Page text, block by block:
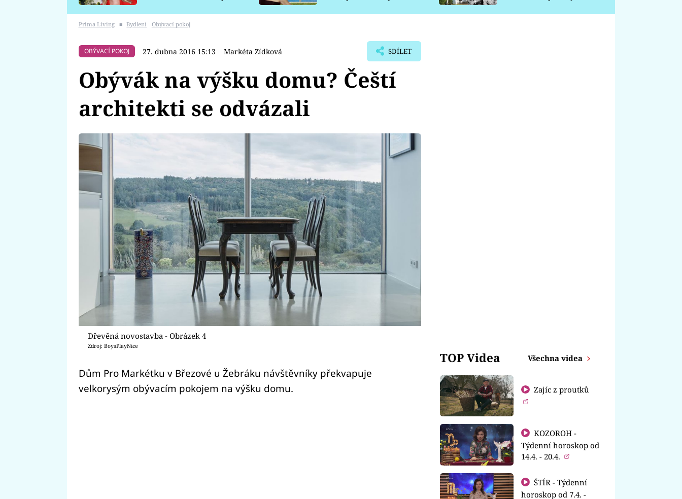
Prima Living ■ Bydlení Obývací pokoj
OBÝVACÍ POKOJ 27. dubna 2016 15:13 Markéta Zídková SDÍLET
Obývák na výšku domu? Čeští
architekti se odvázali
Dřevěná novostavba - Obrázek 4
Zdroj: BoysPlayNice
Dům Pro Markétku v Březové u Žebráku návštěvníky překvapuje
velkorysým obývacím pokojem na výšku domu.
TOP Videa Všechna videa
Zajíc z proutků
KOZOROH -
Týdenní horoskop od
14.4. - 20.4.
ŠTÍR - Týdenní
horoskop od 7.4. -